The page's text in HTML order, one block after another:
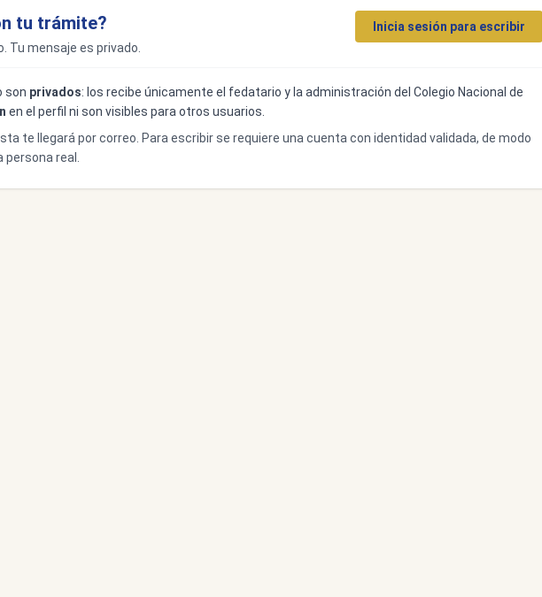
tu trámite?
Tu mensaje es privado.
Inicia sesión para escribir
son privados: los recibe únicamente el fedatario y la administración del Colegio Nacional de
en el perfil ni son visibles para otros usuarios.
te llegará por correo. Para escribir se requiere una cuenta con identidad validada, de modo
real.